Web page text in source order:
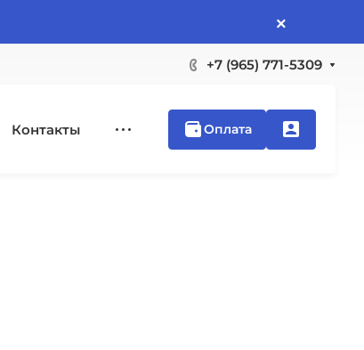
×
+7 (965) 771-5309
Контакты Оплата